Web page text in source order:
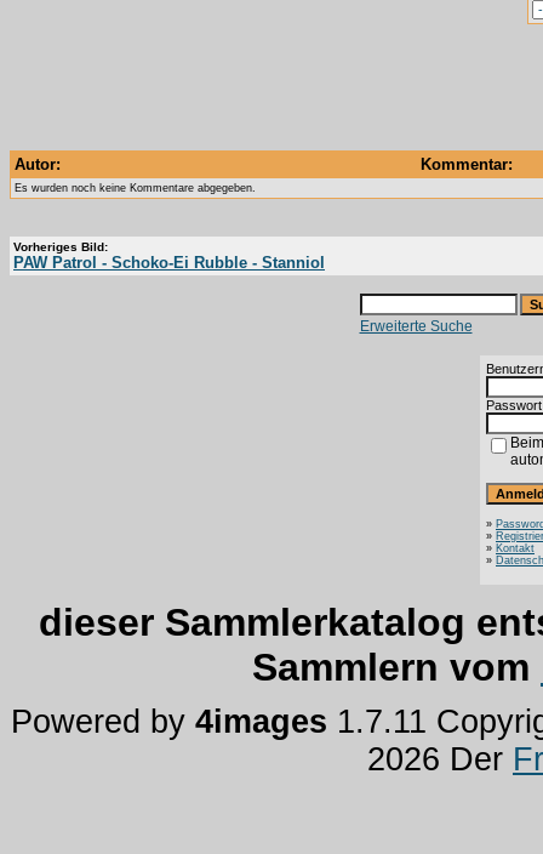
Autor: Kommentar:
Es wurden noch keine Kommentare abgegeben.
Vorheriges Bild:
PAW Patrol - Schoko-Ei Rubble - Stanniol
Erweiterte Suche
»
»
» Kontakt
»
dieser Sammlerkatalog
Sammlern vom
Powered by 4images 1.7.11
2026 Der